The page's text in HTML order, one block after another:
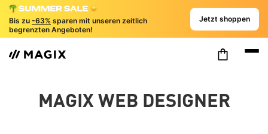
Bis zu -63% sparen mit unseren zeitlich
begrenzten Angeboten!
Jetzt shoppen
MAGIX WEB DESIGNER